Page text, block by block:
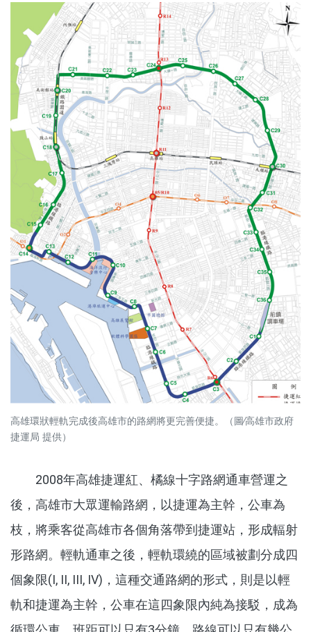
高雄環狀輕軌完成後高雄市的路網將更完善便捷。（圖∕高雄市政府
捷運局 提供）
2008年高雄捷運紅、橘線十字路網通車營運之
後，高雄市大眾運輸路網，以捷運為主幹，公車為
枝，將乘客從高雄市各個角落帶到捷運站，形成輻射
形路網。輕軌通車之後，輕軌環繞的區域被劃分成四
個象限(I, II, III, IV)，這種交通路網的形式，則是以輕
軌和捷運為主幹，公車在這四象限內純為接駁，成為